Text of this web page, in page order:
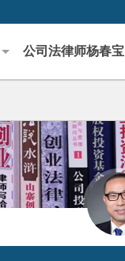
公司法律师杨春宝